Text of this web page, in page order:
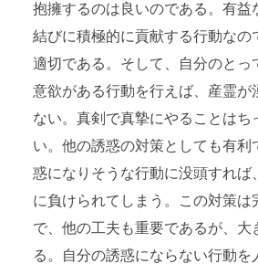
抱擁するのは良いのである。有益
結びに積極的に貢献する行動なの
適切である。そして、自分のとっ
意欲がある行動を行えば、産霊が
ない。真剣で真摯にやることはち
い。他の誘惑の対策としても有利
惑になりそうな行動に没頭すれば
に負けられてしまう。この対策は
で、他の工夫も重要であるが、大
る。自分の誘惑にならない行動を